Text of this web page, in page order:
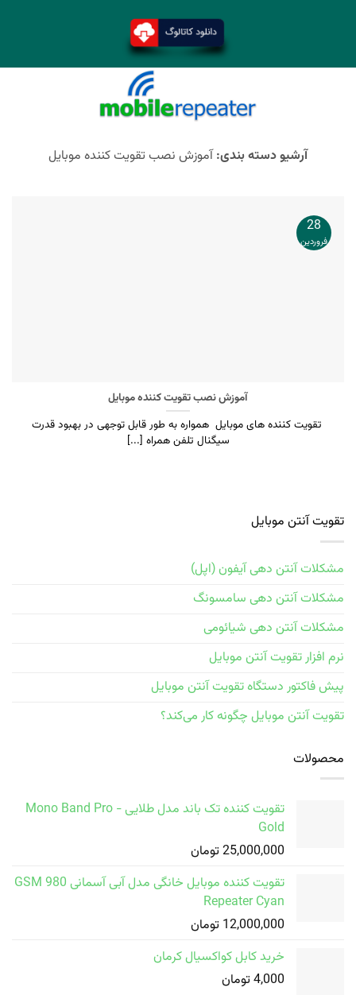
آرشیو دسته بندی:آموزش نصب تقویت کننده موبایل
آموزش نصب تقویت کننده موبایل
تقویت کننده های موبایل همواره به طور قابل توجهی در بهبود قدرت
سیگنال تلفن همراه [...]
28
فروردین
تقویت آنتن موبایل
مشکلات آنتن دهی آیفون (اپل)
مشکلات آنتن دهی سامسونگ
مشکلات آنتن دهی شیائومی
نرم افزار تقویت آنتن موبایل
پیش فاکتور دستگاه تقویت آنتن موبایل
تقویت آنتن موبایل چگونه کار می‌کند؟
محصولات
تقویت کننده تک باند مدل طلایی Mono Band Pro -
Gold
25,000,000 تومان
تقویت کننده موبایل خانگی مدل آبی آسمانی GSM 980
Repeater Cyan
12,000,000 تومان
خرید کابل کواکسیال کرمان
4,000 تومان